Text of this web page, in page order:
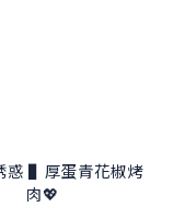
▌厚蛋青花椒烤
肉💖